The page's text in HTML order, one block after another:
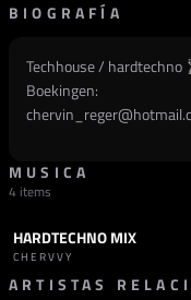
BIOGRAFÍA
Techhouse / hardtechno
Boekingen:
MUSICA
4 items
SET HARD TECHNO
HARDTECHNO MIX
CHERVVY
ARTISTAS